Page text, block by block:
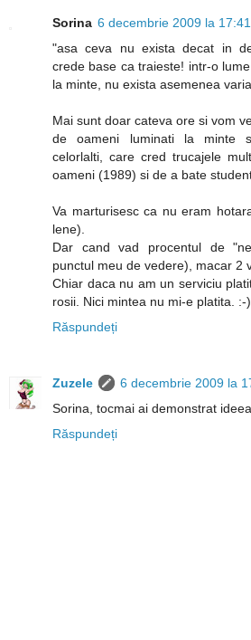
Sorina 6 decembrie 2009 la 17:41
"asa ceva nu exista decat in
crede base ca traieste! intr-o
la minte, nu exista asemenea
Mai sunt doar cateva ore si vom
de oameni luminati la minte
celorlalti, care cred trucajele
oameni (1989) si de a bate
Va marturisesc ca nu eram
lene).
Dar cand vad procentul de
punctul meu de vedere), macar 2
Chiar daca nu am un serviciu
rosii. Nici mintea nu mi-e platita. :-)
Răspundeți
Zuzele
6 decembrie 2009 la
Sorina, tocmai ai demonstrat
Răspundeți